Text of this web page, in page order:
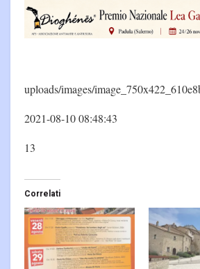
uploads/images/
2021-08-10 08:48:43
13
Correlati